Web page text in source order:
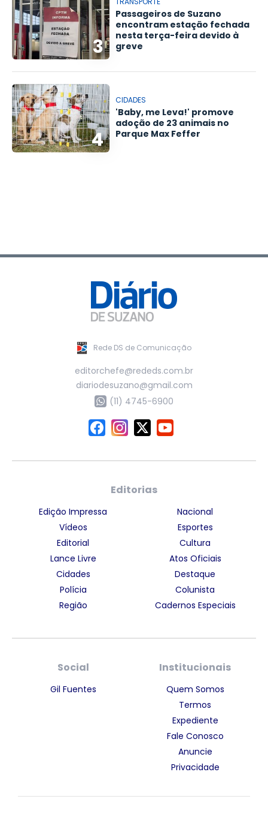
3
Passageiros de Suzano
encontram estação fechada
nesta terça-feira devido à
greve
4
CIDADES
'Baby, me Leva!' promove
adoção de 23 animais no
Parque Max Feffer
Rede DS de Comunicação
editorchefe@rededs.com.br
diariodesuzano@gmail.com
(11) 4745-6900
Editorias
Edição Impressa
Vídeos
Editorial
Lance Livre
Cidades
Polícia
Região
Nacional
Esportes
Cultura
Atos Oficiais
Destaque
Colunista
Cadernos Especiais
Social
Gil Fuentes
Institucionais
Quem Somos
Termos
Expediente
Fale Conosco
Anuncie
Privacidade